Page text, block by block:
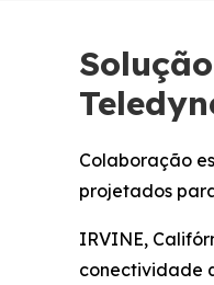
Colaboração
projetados
IRVINE,
conectividade